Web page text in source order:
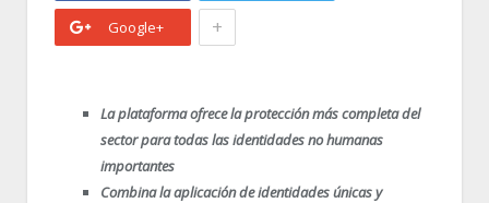
Google+ +
La plataforma ofrece la protección más completa del
sector para todas las identidades no humanas
importantes
Combina la aplicación de identidades únicas y